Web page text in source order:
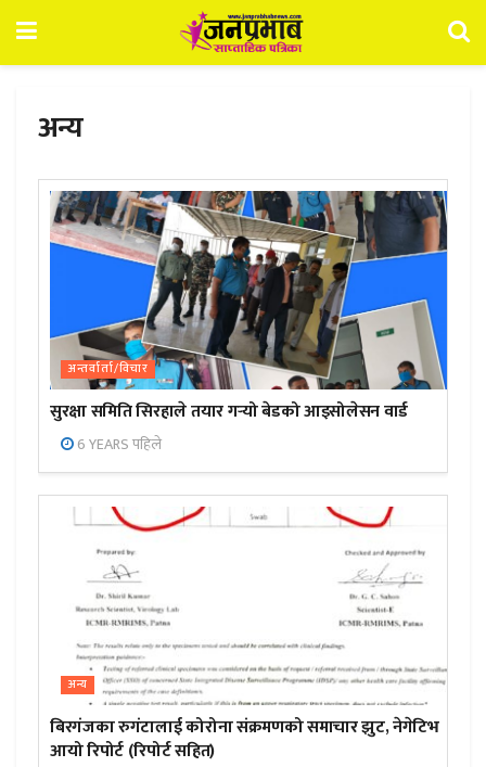
अन्य
अन्तर्वार्ता/विचार
सुरक्षा समिति सिरहाले तयार गर्‍यो बेडको आइसोलेसन वार्ड
6 YEARS पहिले
अन्य
बिरगंजका रुगंटालाई कोरोना संक्रमणको समाचार झुट, नेगेटिभ
आयो रिपोर्ट (रिपोर्ट सहित)